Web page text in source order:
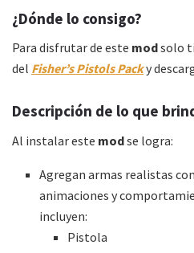
¿Dónde lo consigo?
Para disfrutar de este modsolo
del Fisher’s Pistols Packy
Descripción de lo que
Al instalar este modse logra:
Agregan armas realistas
animaciones y
incluyen:
Pistola